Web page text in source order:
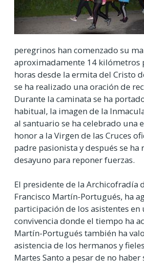
peregrinos han comenzado su
aproximadamente 14 kilómetros
horas desde la ermita del Cristo
se ha realizado una oración de
Durante la caminata se ha
habitual, la imagen de la
al santuario se ha celebrado una
honor a la Virgen de las Cruces
padre pasionista y después se
desayuno para reponer fuerzas.
El presidente de la Archicofradía
Francisco Martín-Portugués, ha
participación de los asistentes en
convivencia donde el tiempo ha
Martín-Portugués también ha
asistencia de los hermanos y
Martes Santo a pesar de no